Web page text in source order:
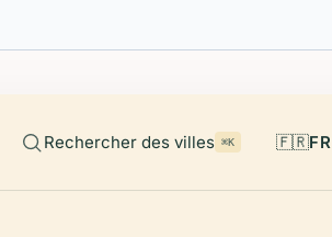
Rechercher des villes ⌘K 🇫🇷FR